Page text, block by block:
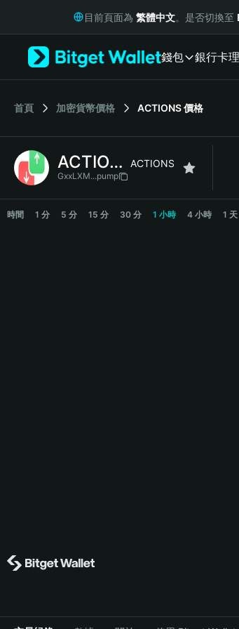
Русский
Italiano
简体中文
繁體中文
Bahasa Indonesia
目前頁面為 繁體中文。是否切換至
錢包 銀行卡
首頁 加密貨幣價格 ACTIONS價格
ACTIONS ACTIONS
GxxLXM...pump
ACTIONS Price Chart
時間 1 分 5 分 15 分 30 分 1 小時 4 小時 1 天